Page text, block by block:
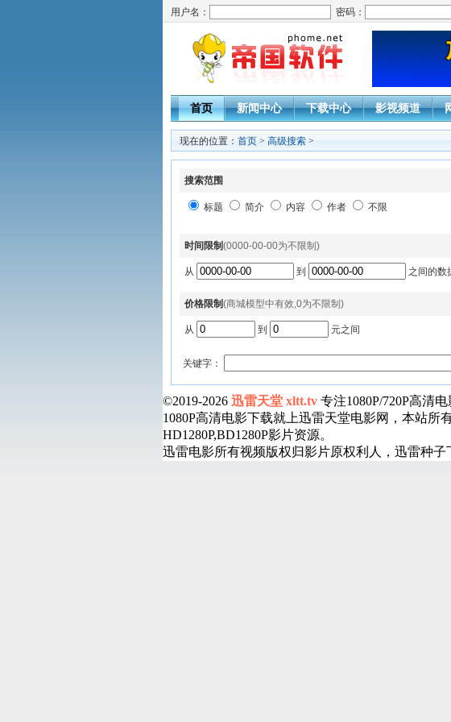
用户名： 密码：
首页 新闻中心 下载中心 影视频道
现在的位置： 首页 > 高级搜索 >
搜索范围
标题 简介 内容 作者 不限
时间限制(0000-00-00为不限制)
从 到 之间的数
价格限制(商城模型中有效,0为不限制)
从 到 元之间
关键字：
©2019-2026 迅雷天堂 xltt.tv 专注1080P/720P高清
1080P高清电影下载就上迅雷天堂电影网，本站
HD1280P,BD1280P影片资源。
迅雷电影所有视频版权归影片原权利人，迅雷种